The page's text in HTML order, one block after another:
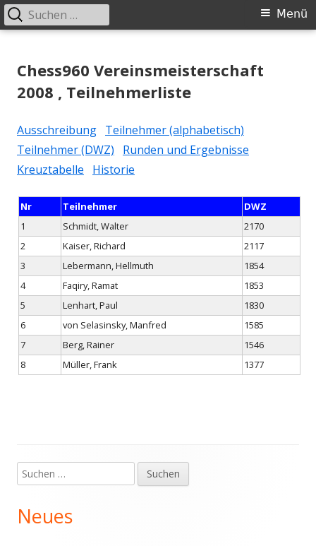
zum
Primäres
Menü
Suchen
nach:
Chess960 Vereinsmeisterschaft
2008 , Teilnehmerliste
Ausschreibung Teilnehmer (alphabetisch)
Teilnehmer (DWZ)
Runden und Ergebnisse
Kreuztabelle
Historie
Nr Teilnehmer
DWZ
1
Schmidt, Walter
2170
2
Kaiser, Richard
2117
3
Lebermann, Hellmuth
1854
4
Faqiry, Ramat
1853
5
Lenhart, Paul
1830
6
von Selasinsky, Manfred
1585
7
Berg, Rainer
1546
8
Müller, Frank 1377
Haupt-
Seitenleiste
Suchen
nach:
Neues